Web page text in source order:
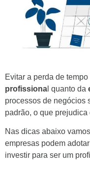
Evitar a perda de
profissiona l quanto da
processos de negócios
padrão, o que
Nas dicas abaixo
empresas podem
investir para ser um